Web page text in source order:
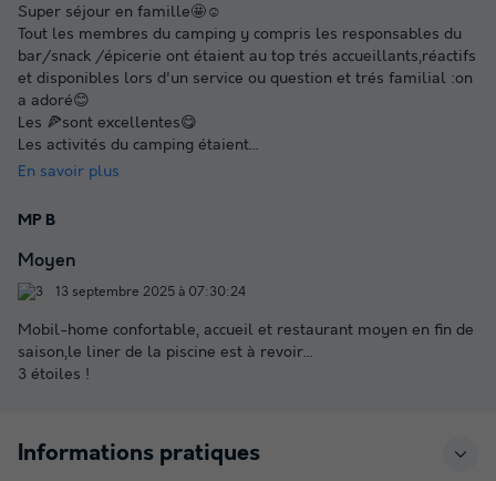
Super séjour en famille🤩☺️
Tout les membres du camping y compris les responsables du
bar/snack /épicerie ont étaient au top trés accueillants,réactifs
et disponibles lors d'un service ou question et trés familial :on
a adoré😊
Les 🍕sont excellentes😋
Les activités du camping étaient...
En savoir plus
MP B
Moyen
13 septembre 2025 à 07:30:24
Mobil-home confortable, accueil et restaurant moyen en fin de
saison,le liner de la piscine est à revoir...
3 étoiles !
Informations pratiques